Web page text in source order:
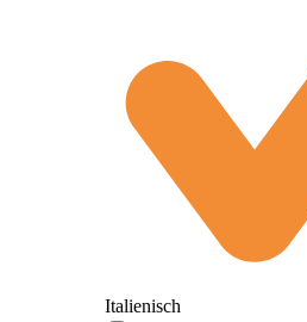
Italienisch